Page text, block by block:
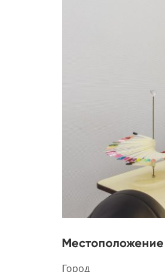
Местоположение
Город